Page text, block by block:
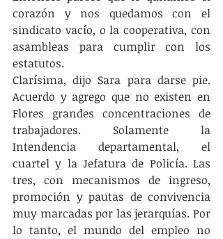
corazón y nos quedamos con el
sindicato vacío, o la cooperativa, con
asambleas para cumplir con los
estatutos.
Clarísima, dijo Sara para darse pie.
Acuerdo y agrego que no existen en
Flores grandes concentraciones de
trabajadores. Solamente la
Intendencia departamental, el
cuartel y la Jefatura de Policía. Las
tres, con mecanismos de ingreso,
promoción y pautas de convivencia
muy marcadas por las jerarquías. Por
lo tanto, el mundo del empleo no